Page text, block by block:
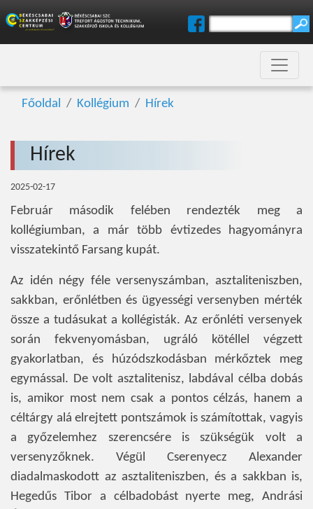
Főoldal Kollégium Hírek
Hírek
2025-02-17
Február második felében rendezték meg a
kollégiumban, a már több évtizedes hagyományra
visszatekintő Farsang kupát.
Az idén négy féle versenyszámban, asztaliteniszben,
sakkban, erőnlétben és ügyességi versenyben mérték
össze a tudásukat a kollégisták. Az erőnléti versenyek
során fekvenyomásban, ugráló kötéllel végzett
gyakorlatban, és húzódszkodásban mérkőztek meg
egymással. De volt asztalitenisz, labdával célba dobás
is, amikor most nem csak a pontos célzás, hanem a
céltárgy alá elrejtett pontszámok is számítottak, vagyis
a győzelemhez szerencsére is szükségük volt a
versenyzőknek. Végül Cserenyecz Alexander
diadalmaskodott az asztaliteniszben, és a sakkban is,
Hegedűs Tibor a célbadobást nyerte meg, Andrási